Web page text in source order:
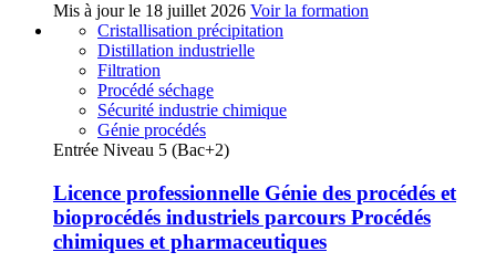
Mis à jour le 18 juillet 2026 Voir la formation
Cristallisation précipitation
Distillation industrielle
Filtration
Procédé séchage
Sécurité industrie chimique
Génie procédés
Entrée Niveau 5 (Bac+2)
Licence professionnelle Génie des procédés et
bioprocédés industriels parcours Procédés
chimiques et pharmaceutiques